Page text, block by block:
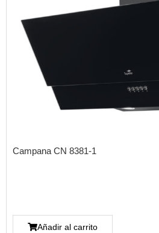
Campana CN 8381-1
Añadir al carrito